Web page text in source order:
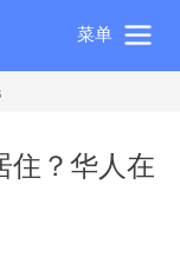
菜单
住？华人在